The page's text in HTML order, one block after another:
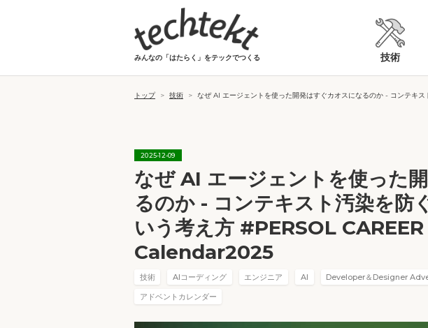
みんなの「はたらく」をテックでつくる 技術
トップ > 技術 > なぜ AI エージェントを使った開発はすぐカオスになるのか - コンテキ
2025-12-09
なぜ AI エージェントを使った
るのか - コンテキスト汚染を防
いう考え方 #PERSOL
Calendar2025
技術 AIコーディング エンジニア AI Developer＆Designer
アドベントカレンダー